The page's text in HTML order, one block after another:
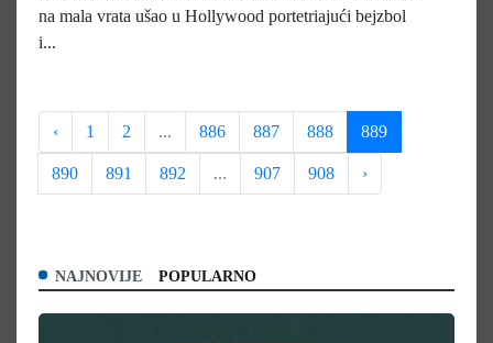
na mala vrata ušao u Hollywood portetriajući bejzbol
i...
‹ 1 2 ... 886 887 888 889
890 891 892 ... 907 908 ›
NAJNOVIJE POPULARNO